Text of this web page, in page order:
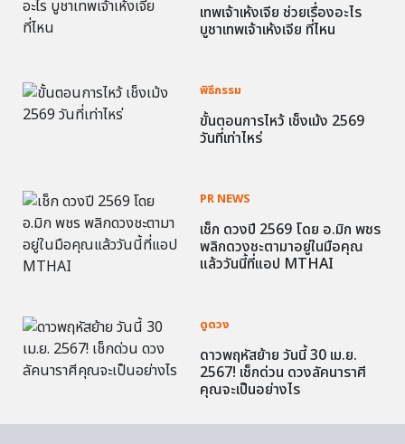
เทพเจ้าเห้งเจีย ช่วยเรื่องอะไร
บูชาเทพเจ้าเห้งเจีย ที่ไหน
พิธีกรรม
ขั้นตอนการไหว้ เช็งเม้ง 2569
วันที่เท่าไหร่
PR NEWS
เช็ก ดวงปี 2569 โดย อ.มิก พชร
พลิกดวงชะตามาอยู่ในมือคุณ
แล้ววันนี้ที่แอป MTHAI
ดูดวง
ดาวพฤหัสย้าย วันนี้ 30 เม.ย.
2567! เช็กด่วน ดวงลัคนาราศี
คุณจะเป็นอย่างไร